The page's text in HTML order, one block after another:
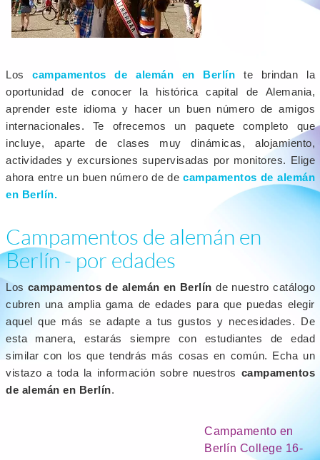
Loscampamentos de alemán en Berlínte brindan la
oportunidad de conocer la histórica capital de Alemania,
aprender este idioma y hacer un buen número de amigos
internacionales. Te ofrecemos un paquete completo que
incluye, aparte de clases muy dinámicas, alojamiento,
actividades y excursiones supervisadas por monitores. Elige
ahora entre un buen número de decampamentos de alemán
en Berlín.
Campamentos de alemán en
Berlín - por edades
Los campamentos de alemán en Berlín de nuestro catálogo
cubren una amplia gama de edades para que puedas elegir
aquel que más se adapte a tus gustos y necesidades. De
esta manera, estarás siempre con estudiantes de edad
similar con los que tendrás más cosas en común. Echa un
vistazo a toda la información sobre nuestros campamentos
de alemán en Berlín.
Campamento en
Berlín College 16-